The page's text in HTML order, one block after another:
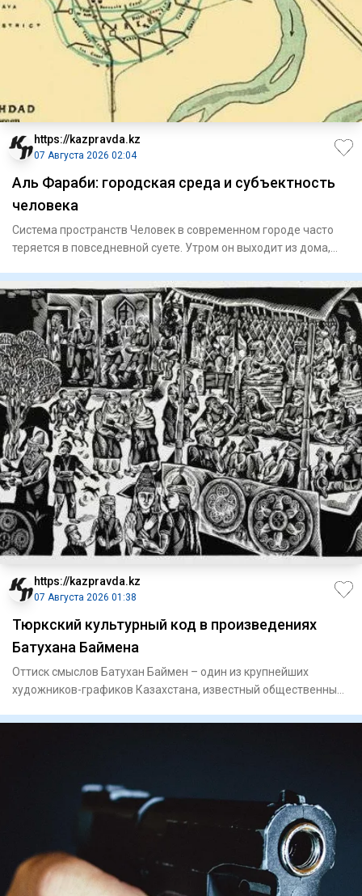
https://kazpravda.kz
07 Августа 2026 02:04
Аль Фараби: городская среда и субъектность
человека
Система пространств Человек в современном городе часто
теряется в повседневной суете. Утром он выходит из дома,
https://kazpravda.kz
07 Августа 2026 01:38
Тюркский культурный код в произведениях
Батухана Баймена
Оттиск смыслов Батухан Баймен – один из крупнейших
художников-графиков Казахстана, известный общественный